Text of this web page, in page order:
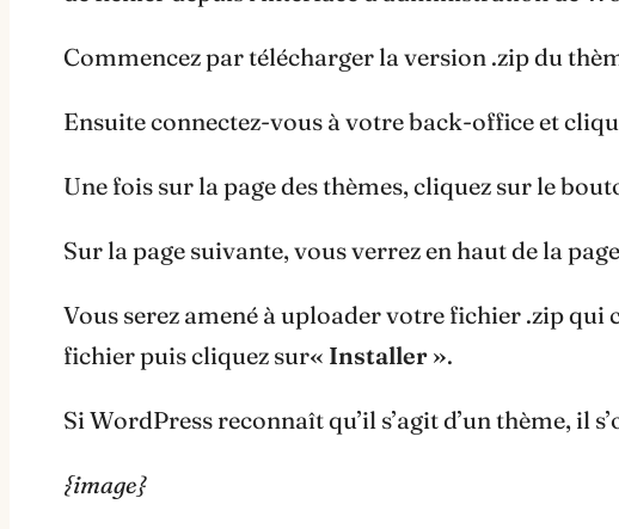
Commencez par télécharger la version .zip du
Ensuite connectez-vous à votre back-office et
Une fois sur la page des thèmes, cliquez sur le
Sur la page suivante, vous verrez en haut de la
Vous serez amené à uploader votre fichier .zip
fichier puis cliquez sur« Installer ».
Si WordPress reconnaît qu’il s’agit d’un thème, il
{image}